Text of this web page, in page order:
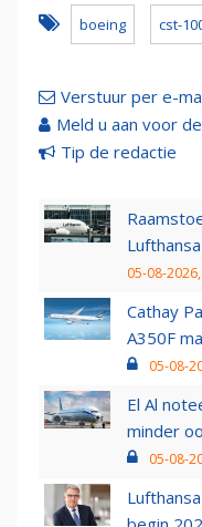
boeing cst-
Verstuur per e-
Meld u aan voor
Tip de redactie
05-08-
Cathay
A350F
05-08-
El Al
minder
05-08-